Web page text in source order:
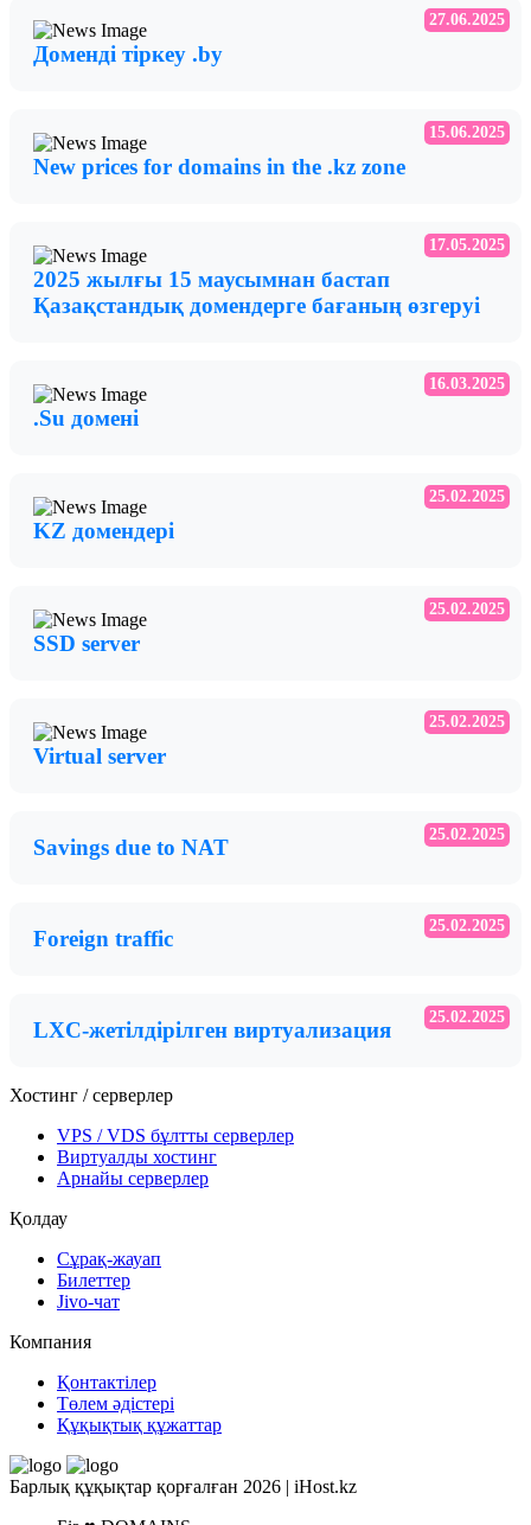
Доменді тіркеу .by
27.06.2025
New prices for domains in the .kz zone
15.06.2025
2025 жылғы 15 маусымнан бастап
Қазақстандық домендерге бағаның өзгеруі
17.05.2025
.Su домені
16.03.2025
KZ домендері
25.02.2025
SSD server
25.02.2025
Virtual server
25.02.2025
Savings due to NAT
25.02.2025
Foreign traffic
25.02.2025
LXC-жетілдірілген виртуализация
25.02.2025
Хостинг / серверлер
VPS / VDS бұлтты серверлер
Виртуалды хостинг
Арнайы серверлер
Қолдау
Сұрақ-жауап
Билеттер
Jivo-чат
Компания
Қонтактілер
Төлем әдістері
Құқықтық құжаттар
Барлық құқықтар қорғалған 2026 | iHost.kz